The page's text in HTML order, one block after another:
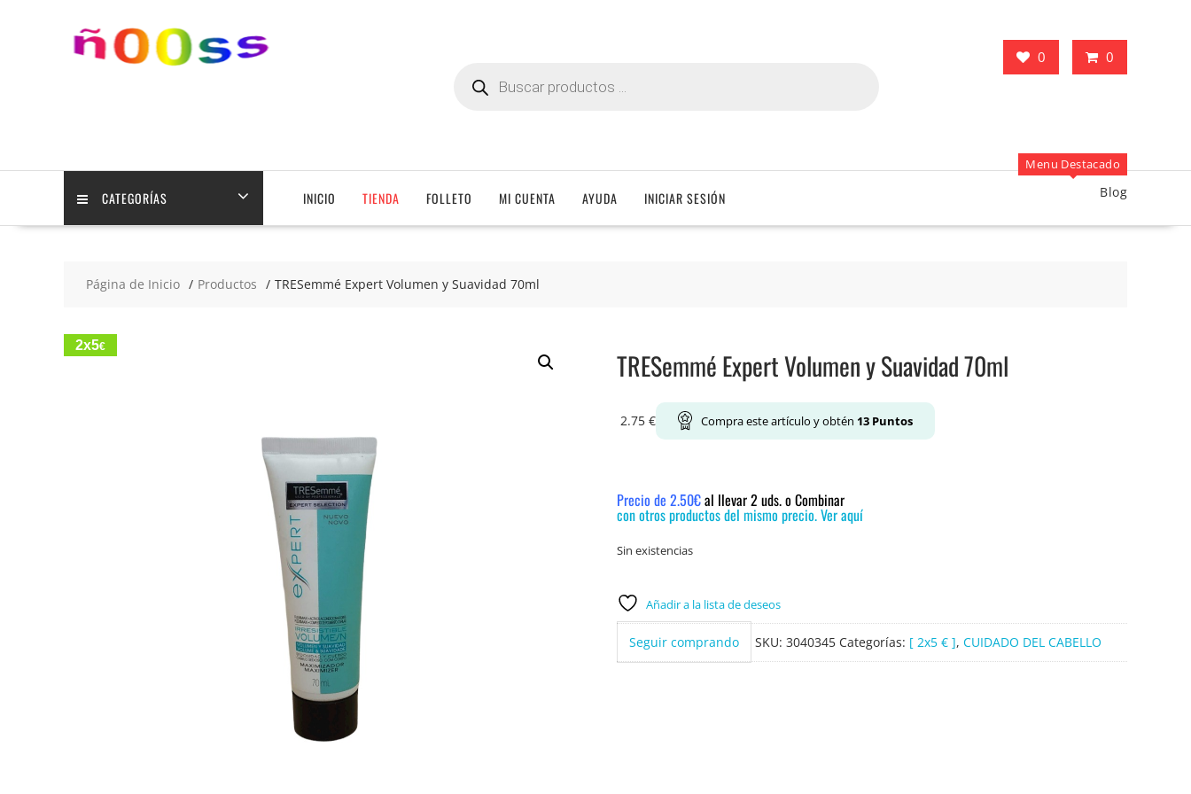
0 0
productos
CATEGORÍAS INICIO TIENDA FOLLETO MI CUENTA AYUDA INICIAR SESIÓN
Menu Destacado
Blog
Página de Inicio Productos TRESemmé Expert Volumen y Suavidad 70ml
2x5€
TRESemmé Expert Volumen y Suavidad 70ml
2.75 € Compra este artículo y obtén 13 Puntos
Precio de 2.50€al llevar 2 uds. o Combinar
con otros productos del mismo precio. Ver aquí
Sin existencias
Añadir a la lista de deseos
Seguir comprando SKU: 3040345 Categorías: [ 2x5 € ], CUIDADO DEL CABELLO